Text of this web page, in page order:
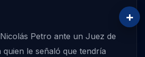
Petro ante un Juez de
quien le señaló que tendría
+